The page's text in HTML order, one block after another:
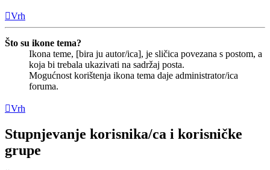
Vrh
Što su ikone tema?
Ikona teme, [bira ju autor/ica], je sličica povezana s postom, a
koja bi trebala ukazivati na sadržaj posta.
Mogućnost korištenja ikona tema daje administrator/ica
foruma.
Vrh
Stupnjevanje korisnika/ca i korisničke
grupe